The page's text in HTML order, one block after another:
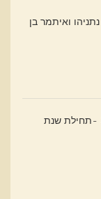
ואיתמר בן
הורוסקופ סוף שנת 2024 -תחילת שנת